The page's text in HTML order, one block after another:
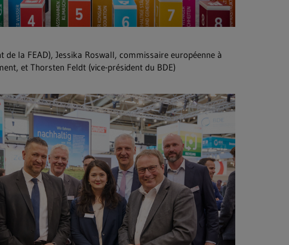
de la FEAD), Jessika Roswall, commissaire européenne à
et Thorsten Feldt (vice-président du BDE)